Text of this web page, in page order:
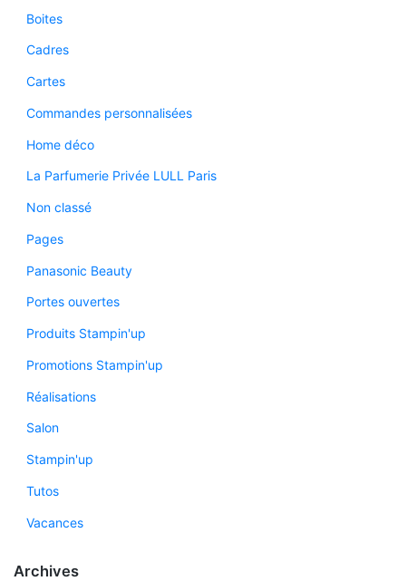
Boites
Cadres
Cartes
Commandes personnalisées
Home déco
La Parfumerie Privée LULL Paris
Non classé
Pages
Panasonic Beauty
Portes ouvertes
Produits Stampin'up
Promotions Stampin'up
Réalisations
Salon
Stampin'up
Tutos
Vacances
Archives